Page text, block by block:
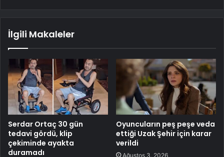
İlgili Makaleler
Serdar Ortaç 30 gün
tedavi gördü, klip
çekiminde ayakta
duramadı
Oyuncuların peş peşe veda
ettiği Uzak Şehir için karar
verildi
Ağustos 3, 2026